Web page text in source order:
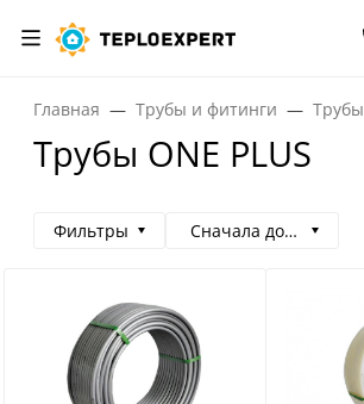
Главная Трубы и фитинги Трубы
Трубы ONE PLUS
Фильтры Сначала дорогие